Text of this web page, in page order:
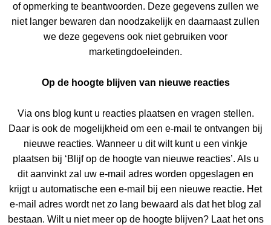
of opmerking te beantwoorden. Deze gegevens zullen we
niet langer bewaren dan noodzakelijk en daarnaast zullen
we deze gegevens ook niet gebruiken voor
marketingdoeleinden.
Op de hoogte blijven van nieuwe reacties
Via ons blog kunt u reacties plaatsen en vragen stellen.
Daar is ook de mogelijkheid om een e-mail te ontvangen bij
nieuwe reacties. Wanneer u dit wilt kunt u een vinkje
plaatsen bij ‘Blijf op de hoogte van nieuwe reacties’. Als u
dit aanvinkt zal uw e-mail adres worden opgeslagen en
krijgt u automatische een e-mail bij een nieuwe reactie. Het
e-mail adres wordt net zo lang bewaard als dat het blog zal
bestaan. Wilt u niet meer op de hoogte blijven? Laat het ons